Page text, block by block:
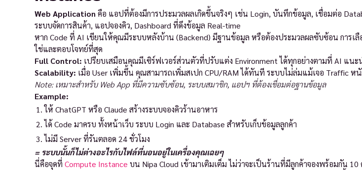
Web Application คือ แอปที่ต้องมีการประมวลผลเกิดขึ้นจริงๆ เช่น Login, บันทึกข้อมูล, เชื่อมต่อ
ระบบจัดการสินค้า, แอปจองคิว, Dashboard ที่ดึงข้อมูล Real-time
หาก Code ที่ AI เขียนให้คุณมีระบบหลังบ้าน (Backend) มีฐานข้อมูล หรือต้องประมวลผลซับซ้อน การเ
ใช่และตอบโจทย์ที่สุด
Full Control: เปรียบเสมือนคุณมีเซิร์ฟเวอร์ส่วนตัวที่ปรับแต่ง Environment ได้ทุกอย่างตามที่ AI แนะ
Scalability: เมื่อ User เพิ่มขึ้น คุณสามารถเพิ่มสเปก CPU/RAM ได้ทันที ระบบไม่ล่มแม้เจอ Traffic ห
Note: เหมาะสำหรับ Web App ที่มีความซับซ้อน, ระบบสมาชิก, แอปฯ ที่ต้องเชื่อมต่อฐานข้อมูล
Example:
ให้ ChatGPT หรือ Claude สร้างระบบจองคิวร้านอาหาร
ได้ Code มาครบ ทั้งหน้าเว็บ ระบบ Login และ Database สำหรับเก็บข้อมูลลูกค้า
ไม่มี Server ที่รันตลอด 24 ชั่วโมง
= ระบบนั้นก็ไม่ต่างอะไรกับไฟล์ที่นอนอยู่ในเครื่องคุณเฉยๆ
นี่คือจุดที่ Compute Instance บน Nipa Cloud เข้ามาเติมเต็ม ไม่ว่าจะเป็นร้านที่มีลูกค้าจองพร้อมกัน